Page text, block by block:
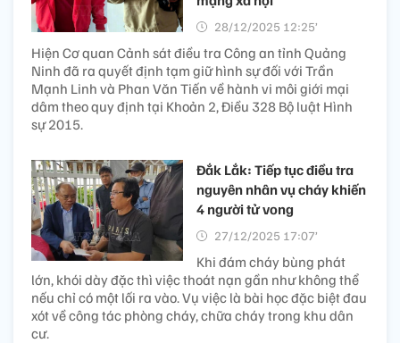
28/12/2025 12:25’
Hiện Cơ quan Cảnh sát điều tra Công an tỉnh Quảng
Ninh đã ra quyết định tạm giữ hình sự đối với Trần
Mạnh Linh và Phan Văn Tiến về hành vi môi giới mại
dâm theo quy định tại Khoản 2, Điều 328 Bộ luật Hình
sự 2015.
Đắk Lắk: Tiếp tục điều tra
nguyên nhân vụ cháy khiến
4 người tử vong​
27/12/2025 17:07’
Khi đám cháy bùng phát
lớn, khói dày đặc thì việc thoát nạn gần như không thể
nếu chỉ có một lối ra vào. Vụ việc là bài học đặc biệt đau
xót về công tác phòng cháy, chữa cháy trong khu dân
cư.